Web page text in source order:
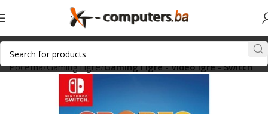
Početna Gaming i igre Gaming i igre - Video igre - Switch